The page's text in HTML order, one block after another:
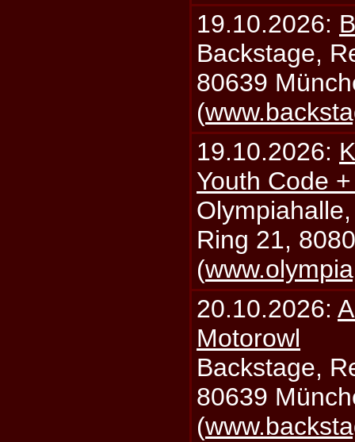
19.10.2026:
Backstage,
80639
(
19.10.2026:
Youth Code
Ring 21,
(
20.10.2026:
Motorowl
Backstage,
80639
(